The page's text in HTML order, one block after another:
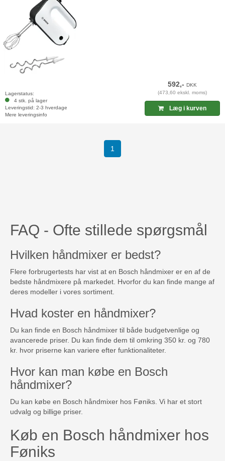
Lagerstatus:
4 stk. på lager
Leveringstid: 2-3 hverdage
Mere leveringsinfo
592,-DKK
(473,60 ekskl. moms)
Læg i kurven
1
FAQ - Ofte stillede spørgsmål
Hvilken håndmixer er bedst?
Flere forbrugertests har vist at en Bosch håndmixer er en af de
bedste håndmixere på markedet. Hvorfor du kan finde mange af
deres modeller i vores sortiment.
Hvad koster en håndmixer?
Du kan finde en Bosch håndmixer til både budgetvenlige og
avancerede priser. Du kan finde dem til omkring 350 kr. og 780
kr. hvor priserne kan variere efter funktionaliteter.
Hvor kan man købe en Bosch
håndmixer?
Du kan købe en Bosch håndmixer hos Føniks. Vi har et stort
udvalg og billige priser.
Køb en Bosch håndmixer hos
Føniks